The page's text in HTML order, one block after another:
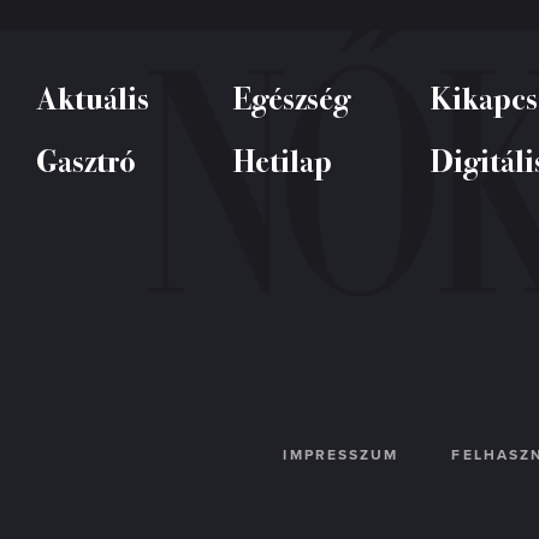
Aktuális Egészség
Kikapcs
Gasztró
Hetilap
IMPRESSZUM